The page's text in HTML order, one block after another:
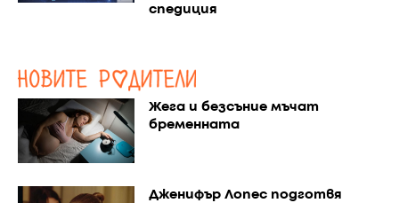
спедиция
Жега и безсъние мъчат
бременната
Дженифър Лопес подготвя